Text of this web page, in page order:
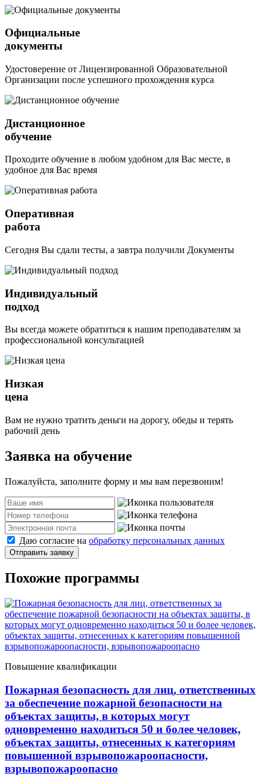
Официальные
документы
Удостоверение от Лицензированной Образовательной
Организации после успешного прохождения курса
Дистанционное
обучение
Проходите обучение в любом удобном для Вас месте, в
удобное для Вас время
Оперативная
работа
Сегодня Вы сдали тесты, а завтра получили Документы
Индивидуальный
подход
Вы всегда можете обратиться к нашим преподавателям за
профессиональной консультацией
Низкая
цена
Вам не нужно тратить деньги на дорогу, обеды и терять
рабочий день
Заявка на обучение
Пожалуйста, заполните форму и мы вам перезвоним!
Даю согласие на обработку персональных данных
Отправить заявку
Похожие программы
Повышение квалификации
Пожарная безопасность для лиц, ответственных
за обеспечение пожарной безопасности на
объектах защиты, в которых могут
одновременно находиться 50 и более человек,
объектах защиты, отнесенных к категориям
повышенной взрывопожароопасности,
взрывопожароопасно